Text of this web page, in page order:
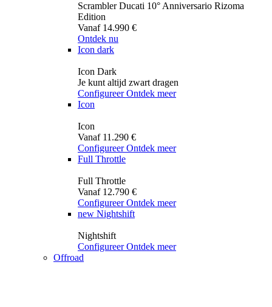
Scrambler Ducati 10° Anniversario Rizoma
Edition
Vanaf 14.990 €
Ontdek nu
Icon dark
Icon Dark
Je kunt altijd zwart dragen
Configureer Ontdek meer
Icon
Icon
Vanaf 11.290 €
Configureer Ontdek meer
Full Throttle
Full Throttle
Vanaf 12.790 €
Configureer Ontdek meer
new Nightshift
Nightshift
Configureer Ontdek meer
Offroad